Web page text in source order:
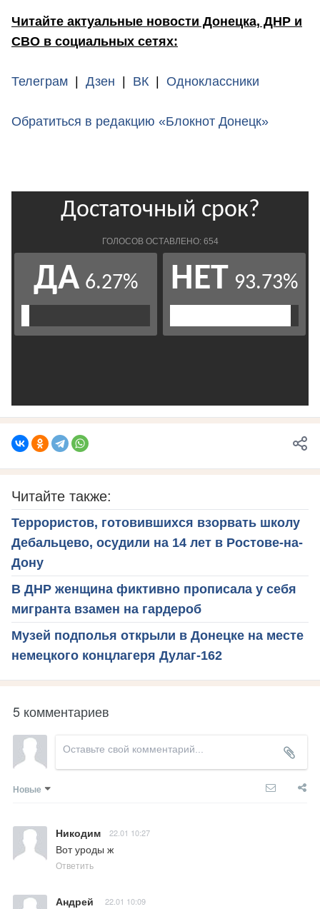
Читайте актуальные новости Донецка, ДНР и
СВО в социальных сетях:
Телеграм | Дзен | ВК | Одноклассники
Обратиться в редакцию «Блокнот Донецк»
Читайте также:
Террористов, готовившихся взорвать школу
Дебальцево, осудили на 14 лет в Ростове-на-
Дону
В ДНР женщина фиктивно прописала у себя
мигранта взамен на гардероб
Музей подполья открыли в Донецке на месте
немецкого концлагеря Дулаг-162
5 комментариев
Новые
Никодим 22.01 10:27
Вот уроды ж
Ответить
Андрей 22.01 10:09